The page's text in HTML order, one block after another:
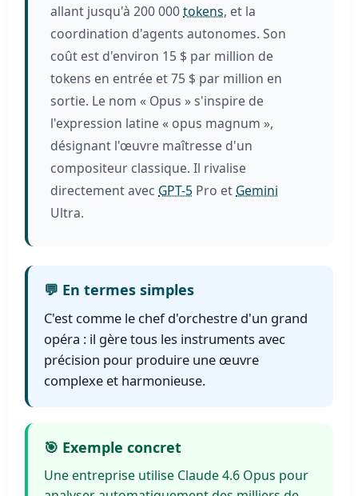
allant jusqu'à 200 000tokens, et la
coordination d'agents autonomes. Son
coût est d'environ 15 $ par million de
tokens en entrée et 75 $ par million en
sortie. Le nom « Opus » s'inspire de
l'expression latine « opus magnum »,
désignant l'œuvre maîtresse d'un
compositeur classique. Il rivalise
directement avecGPT-5 Pro etGemini
Ultra.
💬 En termes simples
C'est comme le chef d'orchestre d'un grand
opéra : il gère tous les instruments avec
précision pour produire une œuvre
complexe et harmonieuse.
🎯 Exemple concret
Une entreprise utilise Claude 4.6 Opus pour